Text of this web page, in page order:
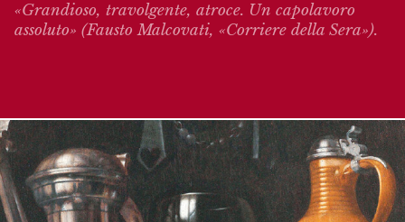
«Grandioso, travolgente, atroce. Un capolavoro
assoluto» (Fausto Malcovati, «Corriere della Sera»).